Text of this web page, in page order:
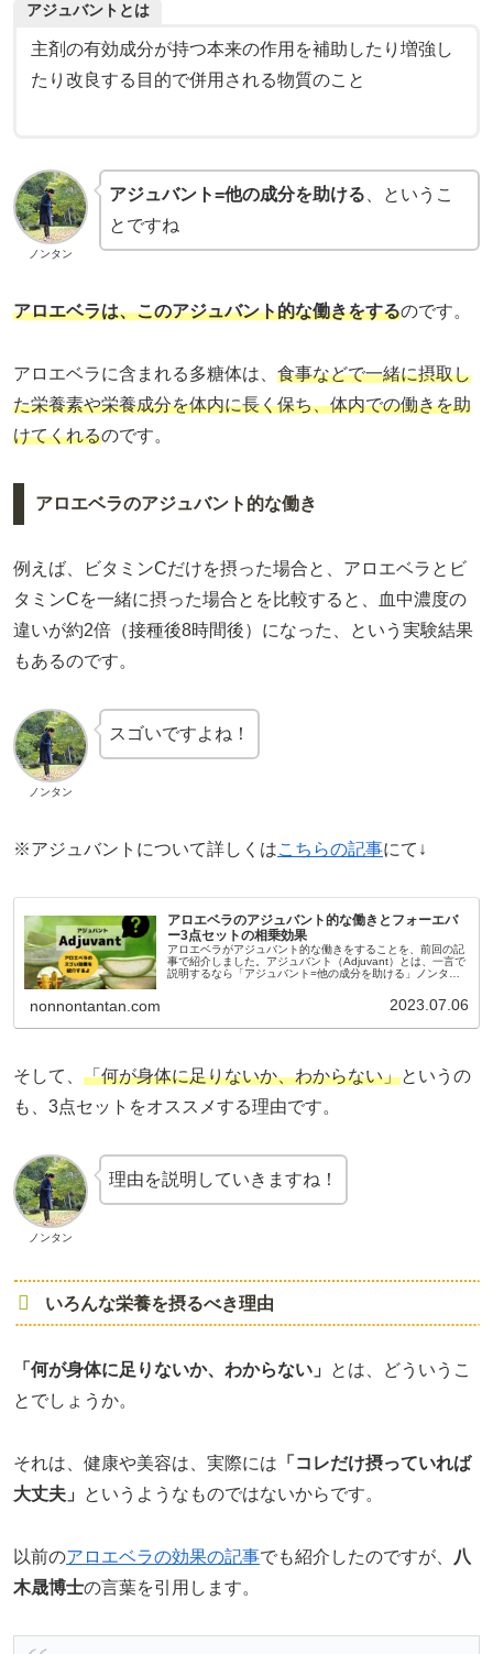
アジュバントとは
主剤の有効成分が持つ本来の作用を補助したり増強し
たり改良する目的で併用される物質のこと
ノンタン
アジュバント=他の成分を助ける、というこ
とですね
アロエベラは、このアジュバント的な働きをするのです。
アロエベラに含まれる多糖体は、 食事などで一緒に摂取し
た栄養素や栄養成分を体内に長く保ち、体内での働きを助
けてくれるのです。
アロエベラのアジュバント的な働き
例えば、ビタミンCだけを摂った場合と、アロエベラとビ
タミンCを一緒に摂った場合とを比較すると、血中濃度の
違いが約2倍（接種後8時間後）になった、という実験結果
もあるのです。
ノンタン
スゴいですよね！
※アジュバントについて詳しくはこちらの記事にて↓
アロエベラのアジュバント的な働きとフォーエバ
ー3点セットの相乗効果
アロエベラがアジュバント的な働きをすることを、前回の記
事で紹介しました。アジュバント（Adjuvant）とは、一言で
説明するなら「アジュバント=他の成分を助ける」ノンタン
nonnontantan.com 2023.07.06
そして、 「何が身体に足りないか、わからない」というの
も、3点セットをオススメする理由です。
ノンタン
理由を説明していきますね！
いろんな栄養を摂るべき理由
「何が身体に足りないか、わからない」
とは、どういうこ
とでしょうか。
それは、健康や美容は、実際には 「コレだけ摂っていれば
大丈夫」
というようなものではないからです。
以前のアロエベラの効果の記事でも紹介したのですが、
八
木晟博士の言葉を引用します。